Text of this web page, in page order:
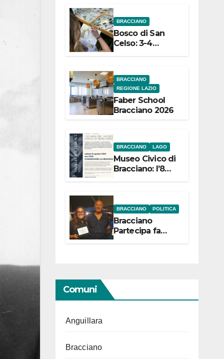
dell’Etruria
Meridionale
BRACCIANO
Bosco di San
Celso: 3-4
settembre
Festival “Storie
in cielo e in
terra”
BRACCIANO
REGIONE LAZIO
Faber School
Bracciano 2026
BRACCIANO LAGO
Museo Civico di
Bracciano: l’8
“Conservare la
memoria”
BRACCIANO POLITICA
Bracciano
Partecipa fa
centro con due
Comuni
Anguillara
Bracciano